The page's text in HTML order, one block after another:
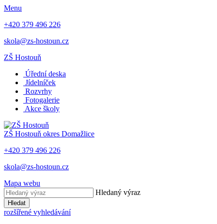
Menu
+420 379 496 226
skola@zs-hostoun.cz
ZŠ Hostouň
Úřední deska
Jídelníček
Rozvrhy
Fotogalerie
Akce školy
ZŠ Hostouň okres Domažlice
+420 379 496 226
skola@zs-hostoun.cz
Mapa webu
Hledaný výraz
Hledat
rozšířené vyhledávání